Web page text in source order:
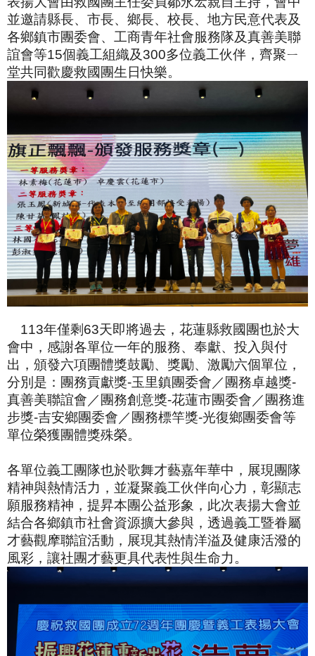
並邀請縣長、市長、鄉長、校長、地方民意代表及
各鄉鎮市團委會、工商青年社會服務隊及真善美聯
誼會等15個義工組織及300多位義工伙伴，齊聚ㄧ
堂共同歡慶救國團生日快樂。
113年僅剩63天即將過去，花蓮縣救國團也於大
會中，感謝各單位一年的服務、奉獻、投入與付
出，頒發六項團體獎鼓勵、獎勵、激勵六個單位，
分別是：團務貢獻獎-玉里鎮團委會／團務卓越獎-
真善美聯誼會／團務創意獎-花蓮市團委會／團務進
步獎-吉安鄉團委會／團務標竿獎-光復鄉團委會等
單位榮獲團體獎殊榮。
各單位義工團隊也於歌舞才藝嘉年華中，展現團隊
精神與熱情活力，並凝聚義工伙伴向心力，彰顯志
願服務精神，提昇本團公益形象，此次表揚大會並
結合各鄉鎮市社會資源擴大參與，透過義工暨眷屬
才藝觀摩聯誼活動，展現其熱情洋溢及健康活潑的
風彩，讓社團才藝更具代表性與生命力。